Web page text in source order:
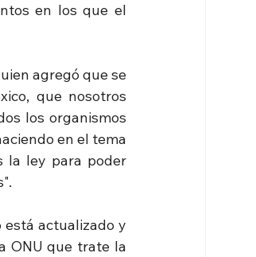
en los que el
agregó que se
que nosotros
los organismos
en el tema
la ley para poder
actualizado y
ONU que trate la